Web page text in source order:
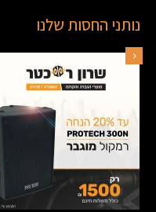
נותני החסות שלנו